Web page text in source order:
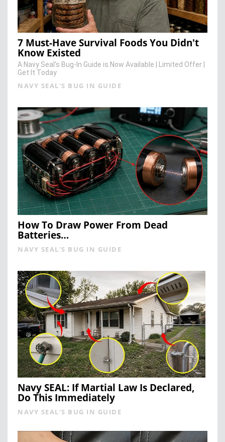
7 Must-Have Survival Foods You Didn't
Know Existed
A Navy Seal’s Bug-In Guide is Now Available | Limited Offer |
Get It Today
NAVY SEAL'S BUG IN GUIDE
How To Draw Power From Dead
Batteries…
NAVY SEAL'S BUG IN GUIDE
Navy SEAL: If Martial Law Is Declared,
Do This Immediately
NAVY SEAL'S BUG IN GUIDE